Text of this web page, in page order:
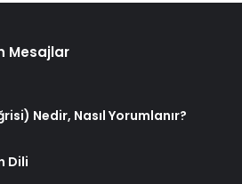
Mesajlar
Nedir, Nasıl Yorumlanır?
Dili